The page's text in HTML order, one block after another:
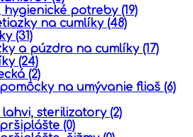
hygienické potreby (19)
na cumlíky (48)
(31)
a púzdra na cumlíky (17)
(24)
(2)
na umývanie fliaš (6)
sterilizatory (2)
(0)